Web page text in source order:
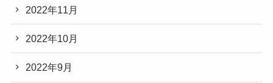
2022年11月
2022年10月
2022年9月